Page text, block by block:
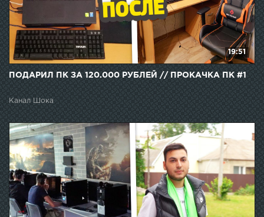
19:51
ПОДАРИЛ ПК ЗА 120.000 РУБЛЕЙ // ПРОКАЧКА ПК #1
Канал Шока